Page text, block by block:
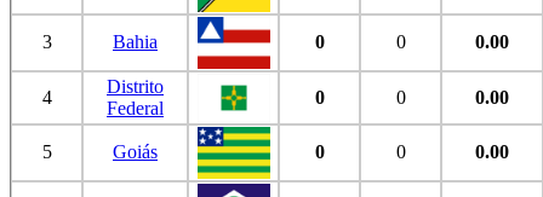
3 Bahia 0 0 0.00
4
Distrito
Federal
0 0 0.00
5 Goiás 0 0 0.00